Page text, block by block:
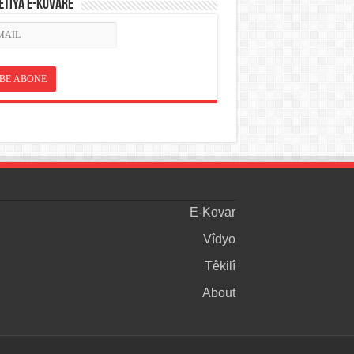
E-KOVARÊ
E-Kovar
Vîdyo
Têkilî
About